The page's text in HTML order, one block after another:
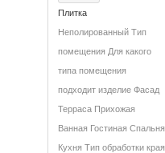
Плитка
Неполированный Тип
помещения Для какого
типа помещения
подходит изделие Фасад
Терраса Прихожая
Ванная Гостиная Спальня
Кухня Тип обработки края